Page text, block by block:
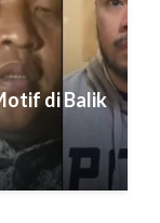
di Balik